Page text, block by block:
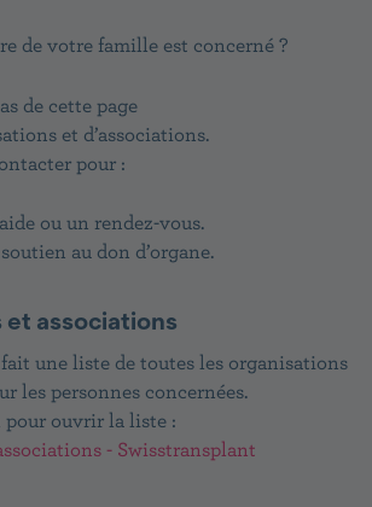
de votre famille est concerné ?
de cette page
et d’associations.
pour :
ou un rendez-vous.
au don d’organe.
associations
une liste de toutes les organisations
les personnes concernées.
ouvrir la liste :
- Swisstransplant